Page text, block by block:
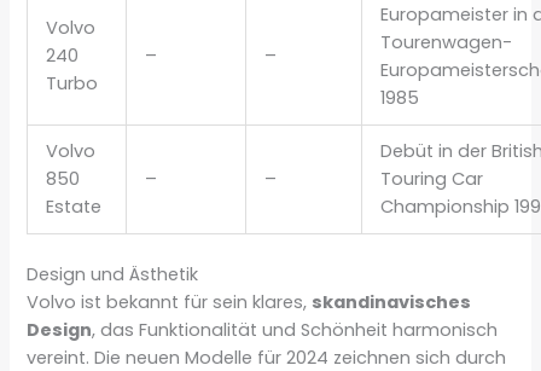
Volvo
240
Turbo
– –
Europameister in
Tourenwagen-
1985
Volvo
850
Estate
– –
Debüt in der
Touring Car
Championship
Design und Ästhetik
Volvo ist bekannt für sein klares, skandinavisches
Design, das Funktionalität und Schönheit harmonisch
vereint. Die neuen Modelle für 2024 zeichnen sich durch